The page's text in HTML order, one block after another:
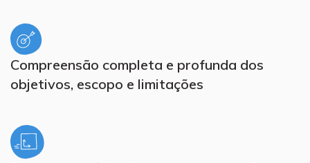
Compreensão completa e profunda dos
objetivos, escopo e limitações